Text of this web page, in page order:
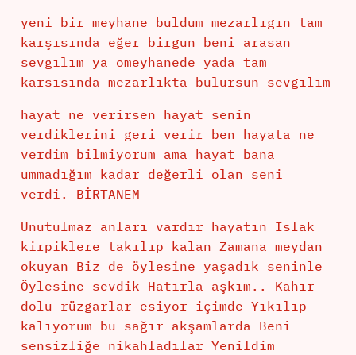
yeni bir meyhane buldum mezarlıgın tam
karşısında eğer birgun beni arasan
sevgılım ya omeyhanede yada tam
karsısında mezarlıkta bulursun sevgılım
hayat ne verirsen hayat senin
verdiklerini geri verir ben hayata ne
verdim bilmiyorum ama hayat bana
ummadığım kadar değerli olan seni
verdi. BİRTANEM
Unutulmaz anları vardır hayatın Islak
kirpiklere takılıp kalan Zamana meydan
okuyan Biz de öylesine yaşadık seninle
Öylesine sevdik Hatırla aşkım.. Kahır
dolu rüzgarlar esiyor içimde Yıkılıp
kalıyorum bu sağır akşamlarda Beni
sensizliğe nikahladılar Yenildim